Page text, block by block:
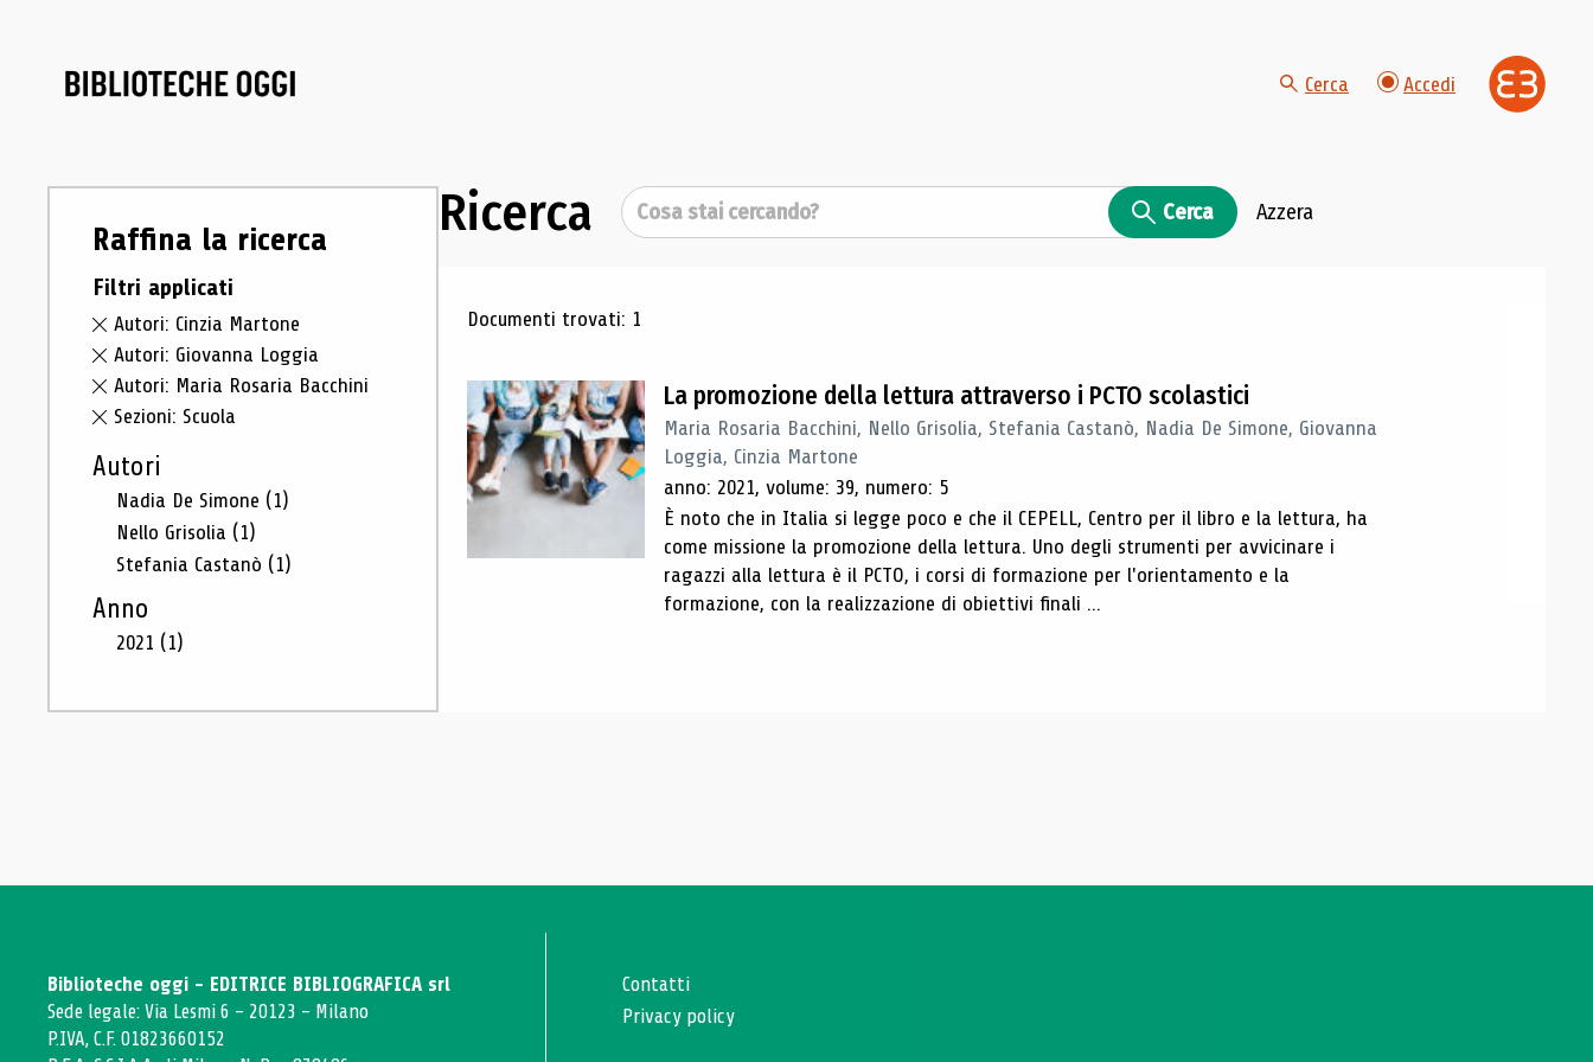
Cerca Accedi
Raffina la ricerca
Filtri applicati
Autori: Cinzia Martone
Autori: Giovanna Loggia
Autori: Maria Rosaria Bacchini
Sezioni: Scuola
Autori
Nadia De Simone (1)
Nello Grisolia (1)
Stefania Castanò (1)
Anno
2021 (1)
Ricerca Cerca Cerca Azzera
Risultati di ricerca
Documenti trovati: 1
La promozione della lettura attraverso i PCTO scolastici
Maria Rosaria Bacchini, Nello Grisolia, Stefania Castanò, Nadia De Simone, Giovanna
Loggia, Cinzia Martone
anno: 2021, volume: 39, numero: 5
È noto che in Italia si legge poco e che il CEPELL, Centro per il libro e la lettura, ha
come missione la promozione della lettura. Uno degli strumenti per avvicinare i
ragazzi alla lettura è il PCTO, i corsi di formazione per l'orientamento e la
formazione, con la realizzazione di obiettivi finali ...
Biblioteche oggi - EDITRICE BIBLIOGRAFICA srl
Sede legale: Via Lesmi 6 - 20123 - Milano
P.IVA, C.F. 01823660152
Contatti
Privacy policy